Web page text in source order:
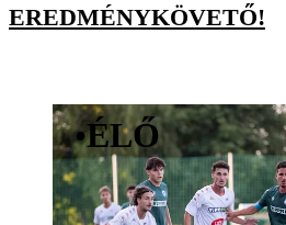
EREDMÉNYKÖVETŐ!
•ÉLŐ